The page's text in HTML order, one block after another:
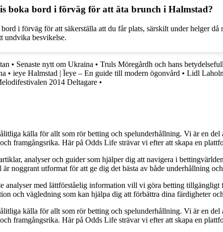
boka bord i förväg för att äta brunch i Halmstad?
i förväg för att säkerställa att du får plats, särskilt under helger
undvika besvikelse.
• Senaste nytt om Ukraina • Truls Möregårdh och hans
• ieye Halmstad | Ïeye – En guide till modern ögonvård • Lidl
2014 Deltagare •
källa för allt som rör betting och spelunderhållning. Vi är en
framgångsrika. Här på Odds Life strävar vi efter att skapa en
analyser och guider som hjälper dig att navigera i
noggrant utformat för att ge dig det bästa av både underhållning
analyser med lättförståelig information vill vi göra betting
och vägledning som kan hjälpa dig att förbättra dina färdigheter
källa för allt som rör betting och spelunderhållning. Vi är en
framgångsrika. Här på Odds Life strävar vi efter att skapa en